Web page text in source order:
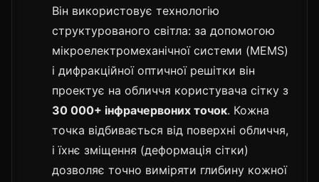
Він використовує технологію
структурованого світла: за допомогою
мікроелектромеханічної системи (MEMS)
і дифракційної оптичної решітки він
проектує на обличчя користувача сітку з
30 000+ інфрачервоних точок. Кожна
точка відбивається від поверхні обличчя,
і їхнє зміщення (деформація сітки)
дозволяє точно виміряти глибину кожної